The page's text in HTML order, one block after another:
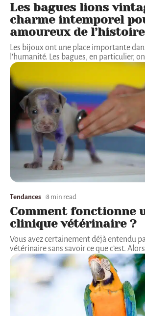
Les bagues lions
charme intemporel
amoureux de l’histoire
Les bijoux ont une place importante
l'humanité. Les bagues, en particulier,
Tendances 8 min read
Comment fonctionne
clinique vétérinaire ?
Vous avez certainement déjà entendu
vétérinaire sans savoir ce que c’est.